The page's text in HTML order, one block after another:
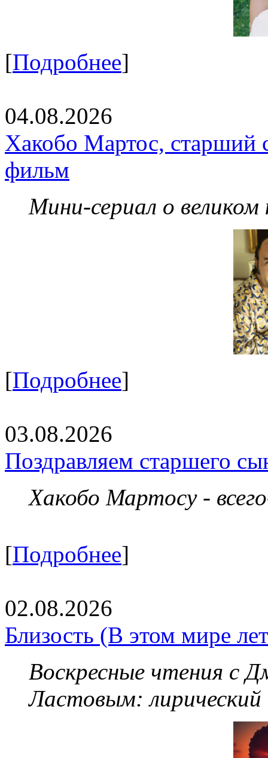
[Подробнее]
04.08.2026
Хакобо Мартос, старший
фильм
Мини-сериал о великом
[Подробнее]
03.08.2026
Поздравляем старшего
Хакобо Мартосу -
[Подробнее]
02.08.2026
Близость (В этом мире
Воскресные чтения с
Ластовым: